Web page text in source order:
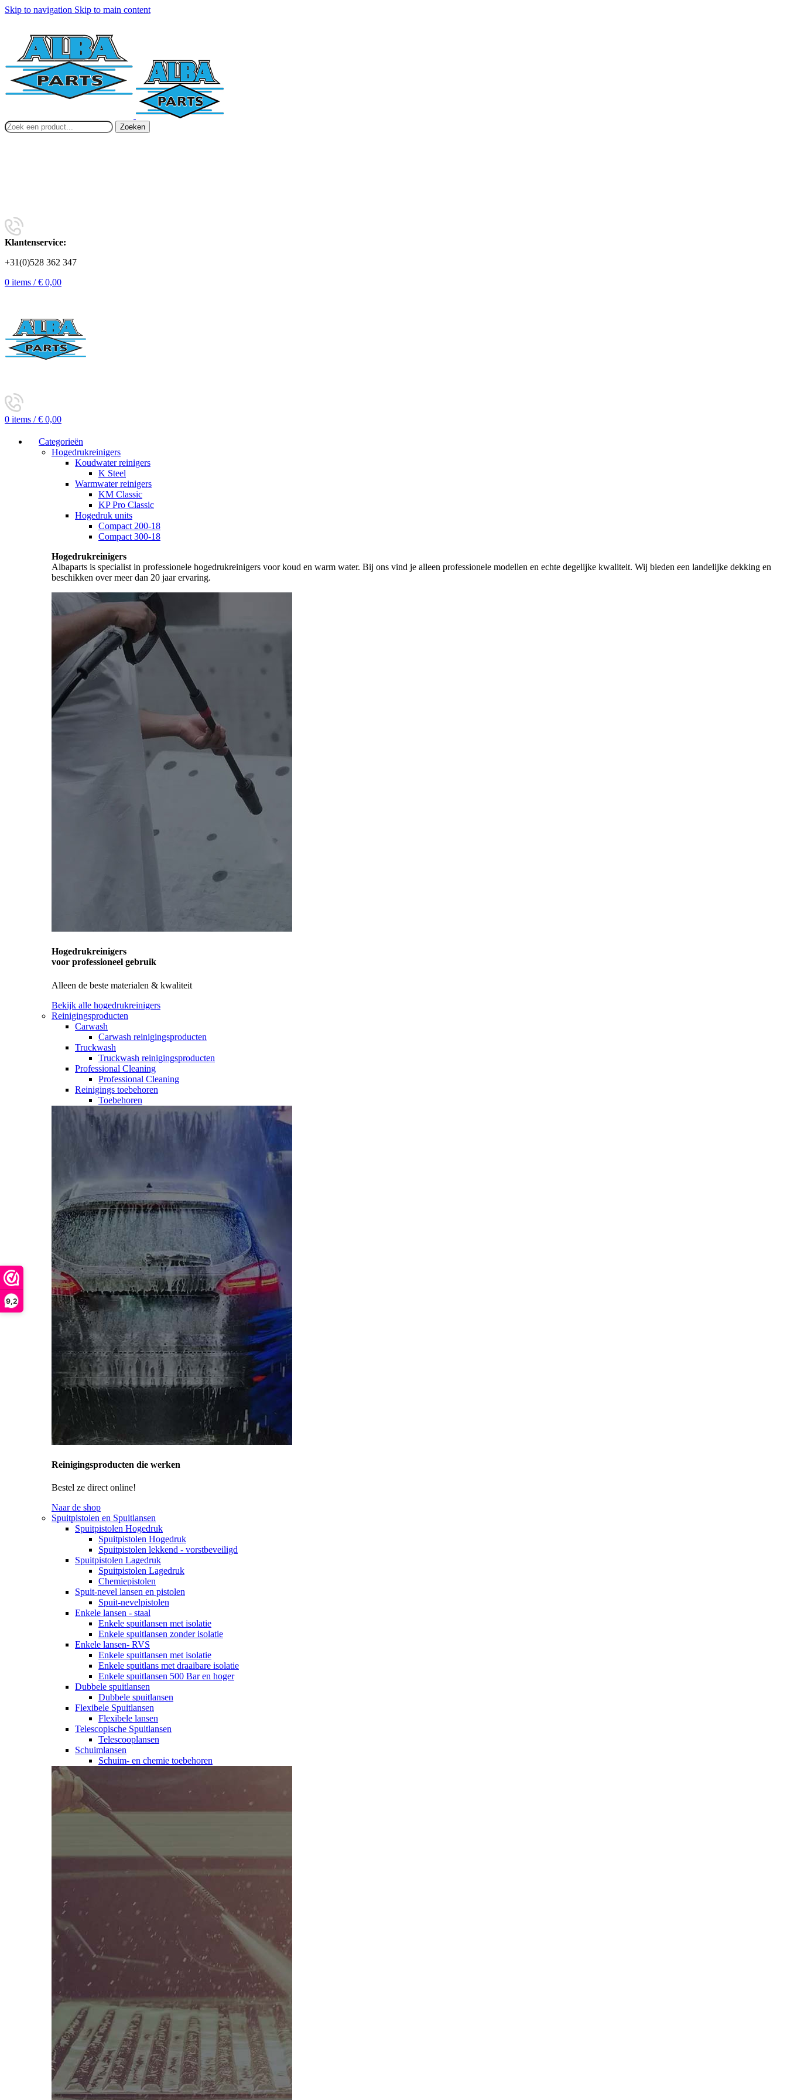
9,2
Skip to navigation Skip to main content
Zoeken
Klantenservice:
+31(0)528 362 347
0 items / € 0,00
0 items / € 0,00
Categorieën
Hogedrukreinigers
Koudwater reinigers
K Steel
Warmwater reinigers
KM Classic
KP Pro Classic
Hogedruk units
Compact 200-18
Compact 300-18
Hogedrukreinigers
Albaparts is specialist in professionele hogedrukreinigers voor koud en warm water. Bij ons vind je alleen professionele modellen en echte degelijke kwaliteit. Wij bieden een landelijke dekking en
beschikken over meer dan 20 jaar ervaring.
Hogedrukreinigers
voor professioneel gebruik
Alleen de beste materialen & kwaliteit
Bekijk alle hogedrukreinigers
Reinigingsproducten
Carwash
Carwash reinigingsproducten
Truckwash
Truckwash reinigingsproducten
Professional Cleaning
Professional Cleaning
Reinigings toebehoren
Toebehoren
Reinigingsproducten die werken
Bestel ze direct online!
Naar de shop
Spuitpistolen en Spuitlansen
Spuitpistolen Hogedruk
Spuitpistolen Hogedruk
Spuitpistolen lekkend - vorstbeveiligd
Spuitpistolen Lagedruk
Spuitpistolen Lagedruk
Chemiepistolen
Spuit-nevel lansen en pistolen
Spuit-nevelpistolen
Enkele lansen - staal
Enkele spuitlansen met isolatie
Enkele spuitlansen zonder isolatie
Enkele lansen- RVS
Enkele spuitlansen met isolatie
Enkele spuitlans met draaibare isolatie
Enkele spuitlansen 500 Bar en hoger
Dubbele spuitlansen
Dubbele spuitlansen
Flexibele Spuitlansen
Flexibele lansen
Telescopische Spuitlansen
Telescooplansen
Schuimlansen
Schuim- en chemie toebehoren